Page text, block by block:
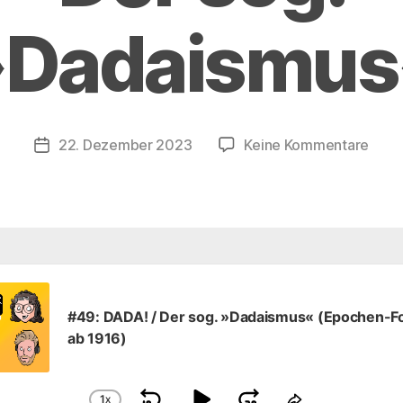
Veröffentlichungsdatum
22. Dezember 2023 Keine Kommentare
#49: DADA! / Der sog. »Dadaismus« (Epochen-
ab 1916)
1X